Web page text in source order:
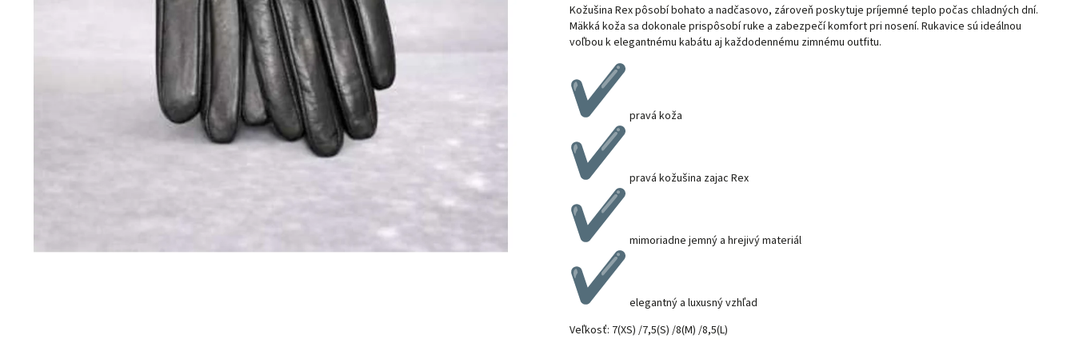
Kožušina Rex pôsobí bohato a nadčasovo, zároveň poskytuje príjemné teplo počas chladných dní.
Mäkká koža sa dokonale prispôsobí ruke a zabezpečí komfort pri nosení. Rukavice sú ideálnou
voľbou k elegantnému kabátu aj každodennému zimnému outfitu.
pravá koža
pravá kožušina zajac Rex
mimoriadne jemný a hrejivý materiál
elegantný a luxusný vzhľad
Veľkosť: 7(XS) /7,5(S) /8(M) /8,5(L)